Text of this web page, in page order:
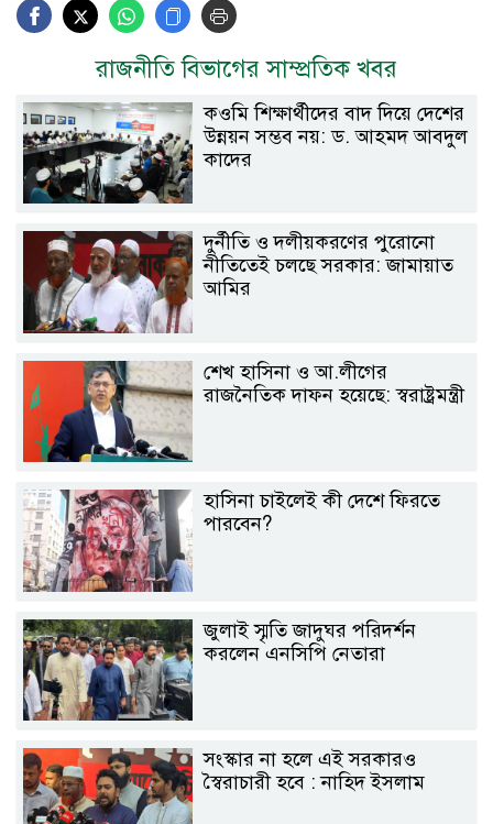
রাজনীতি বিভাগের সাম্প্রতিক খবর
কওমি শিক্ষার্থীদের বাদ দিয়ে দেশের
উন্নয়ন সম্ভব নয়: ড. আহমদ আবদুল
কাদের
দুর্নীতি ও দলীয়করণের পুরোনো
নীতিতেই চলছে সরকার: জামায়াত
আমির
শেখ হাসিনা ও আ.লীগের
রাজনৈতিক দাফন হয়েছে: স্বরাষ্ট্রমন্ত্রী
হাসিনা চাইলেই কী দেশে ফিরতে
পারবেন?
জুলাই স্মৃতি জাদুঘর পরিদর্শন
করলেন এনসিপি নেতারা
সংস্কার না হলে এই সরকারও
স্বৈরাচারী হবে : নাহিদ ইসলাম